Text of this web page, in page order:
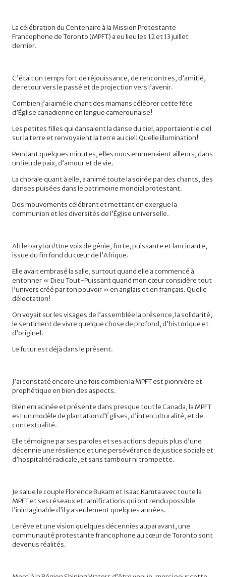
La célébration du Centenaire à la Mission Protestante
Francophone de Toronto (MPFT) a eu lieu les 12 et 13 juillet
dernier.
C’était un temps fort de réjouissance, de rencontres, d’amitié,
de retour vers le passé et de projection vers l’avenir.
Combien j’ai aimé le chant des mamans célébrer cette fête
d’Église canadienne en langue camerounaise!
Les petites filles qui dansaient la danse du ciel, apportaient le ciel
sur la terre et renvoyaient la terre au ciel! Quelle illumination!
Pendant quelques minutes, elles nous emmenaient ailleurs, dans
un lieu de paix, d’amour et de vie.
La chorale quant à elle, a animé toute la soirée par des chants, des
danses puisées dans le patrimoine mondial protestant.
Des mouvements célébrant et mettant en exergue la
communion et les diversités de l’Église universelle.
Ah le baryton! Une voix de génie, forte, puissante et lancinante,
issue du fin fond du cœur de l’Afrique.
Elle avait embrasé la salle, surtout quand elle a commencé à
entonner « Dieu Tout-Puissant quand mon cœur considère tout
l’univers créé par ton pouvoir » en anglais et en français. Quelle
délectation!
On voyait sur les visages de l’assemblée la présence, la solidarité,
le sentiment de vivre quelque chose de profond, d’historique et
d’originel.
Le futur est déjà dans le présent.
J’ai constaté encore une fois combien la MPFT est pionnière et
prophétique en bien des aspects.
Bien enracinée et présente dans presque tout le Canada, la MPFT
est un modèle de plantation d’Églises, d’interculturalité, et de
contextualité.
Elle témoigne par ses paroles et ses actions depuis plus d’une
décennie une résilience et une persévérance de justice sociale et
d’hospitalité radicale, et sans tambour ni trompette.
Je salue le couple Florence Bukam et Isaac Kamta avec toute la
MPFT et ses réseaux et ramifications qui ont rendu possible
l’inimaginable d’il y a seulement quelques années.
Le rêve et une vision quelques décennies auparavant, une
communauté protestante francophone au cœur de Toronto sont
devenus réalités.